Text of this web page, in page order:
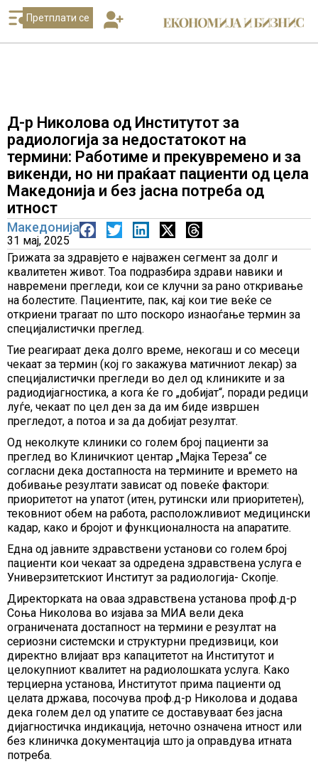
Претплати се
Д-р Николова од Институтот за
радиологија за недостатокот на
термини: Работиме и прекувремено и за
викенди, но ни праќаат пациенти од цела
Македонија и без јасна потреба од
итност
Македонија
31 мај, 2025
Грижата за здравјето е најважен сегмент за долг и
квалитетен живот. Тоа подразбира здрави навики и
навремени прегледи, кои се клучни за рано откривање
на болестите. Пациентите, пак, кај кои тие веќе се
откриени трагаат по што поскоро изнаоѓање термин за
специјалистички преглед.
Тие реагираат дека долго време, некогаш и со месеци
чекаат за термин (кој го закажува матичниот лекар) за
специјалистички прегледи во дел од клиниките и за
радиодијагностика, а кога ќе го „добијат“, поради редици
луѓе, чекаат по цел ден за да им биде извршен
прегледот, а потоа и за да добијат резултат.
Од неколкуте клиники со голем број пациенти за
преглед во Клиничкиот центар „Мајка Тереза“ се
согласни дека достапноста на термините и времето на
добивање резултати зависат од повеќе фактори:
приоритетот на упатот (итен, рутински или приоритетен),
тековниот обем на работа, расположливиот медицински
кадар, како и бројот и функционалноста на апаратите.
Една од јавните здравствени установи со голем број
пациенти кои чекаат за одредена здравствена услуга е
Универзитетскиот Институт за радиологија- Скопје.
Директорката на оваа здравствена установа проф.д-р
Соња Николова во изјава за МИА вели дека
oграничената достапност на термини е резултат на
сериозни системски и структурни предизвици, кои
директно влијаат врз капацитетот на Институтот и
целокупниот квалитет на радиолошката услуга. Како
терциерна установа, Институтот прима пациенти од
целата држава, посочува проф.д-р Николова и додава
дека голем дел од упатите се доставуваат без јасна
дијагностичка индикација, неточно означена итност или
без клиничка документација што ја оправдува итната
потреба.